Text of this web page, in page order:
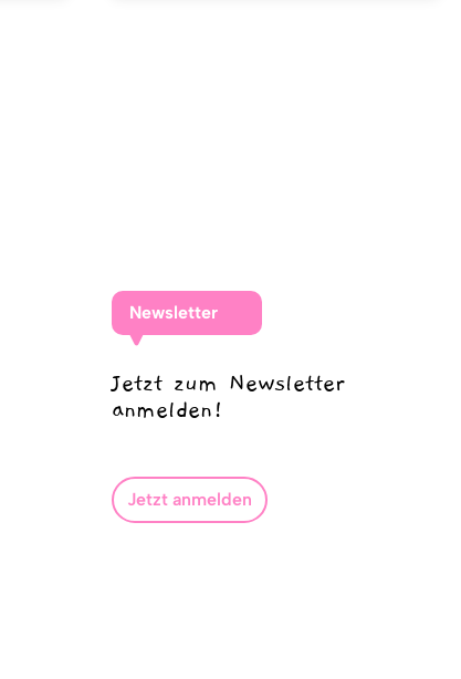
Newsletter
Jetzt zum Newsletter
anmelden!
Jetzt anmelden